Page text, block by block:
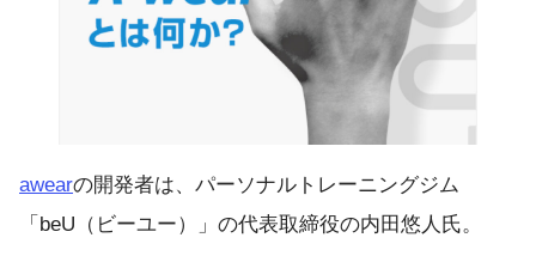
awearの開発者は、パーソナルトレーニングジム
「beU（ビーユー）」の代表取締役の内田悠人氏。